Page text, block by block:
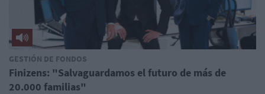
GESTIÓN DE FONDOS
Finizens: "Salvaguardamos el futuro de más de
20.000 familias"